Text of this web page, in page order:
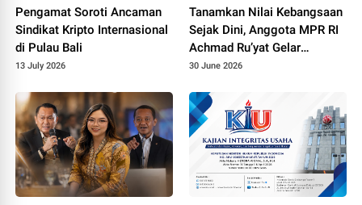
Pengamat Soroti Ancaman
Sindikat Kripto Internasional
di Pulau Bali
13 July 2026
Tanamkan Nilai Kebangsaan
Sejak Dini, Anggota MPR RI
Achmad Ru’yat Gelar
Sosialisasi 4 Pilar di
30 June 2026